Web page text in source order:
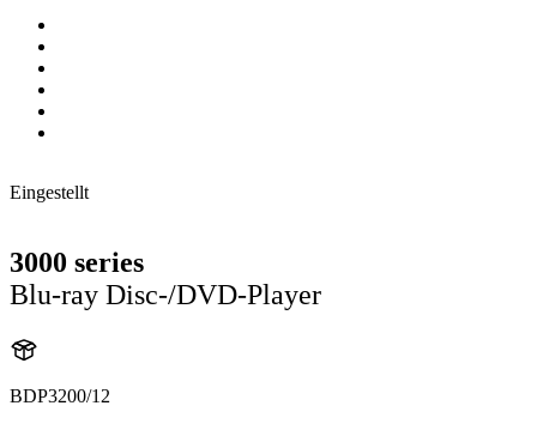
Eingestellt
3000 series
Blu-ray Disc-/DVD-Player
BDP3200/12